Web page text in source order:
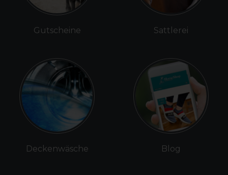
Gutscheine
Deckenwäsche
Sattlerei
Blog